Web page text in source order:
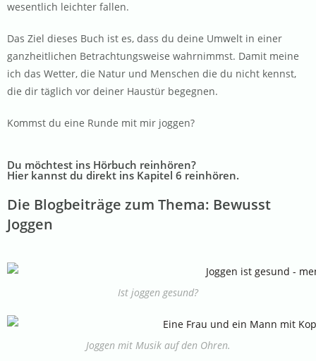
wesentlich leichter fallen.
Das Ziel dieses Buch ist es, dass du deine Umwelt in einer
ganzheitlichen Betrachtungsweise wahrnimmst. Damit meine
ich das Wetter, die Natur und Menschen die du nicht kennst,
die dir täglich vor deiner Haustür begegnen.
Kommst du eine Runde mit mir joggen?
Du möchtest ins Hörbuch reinhören?
Hier kannst du direkt ins Kapitel 6 reinhören.
Die Blogbeiträge zum Thema: Bewusst
Joggen
Ist joggen gesund?
Joggen mit Musik auf den Ohren.